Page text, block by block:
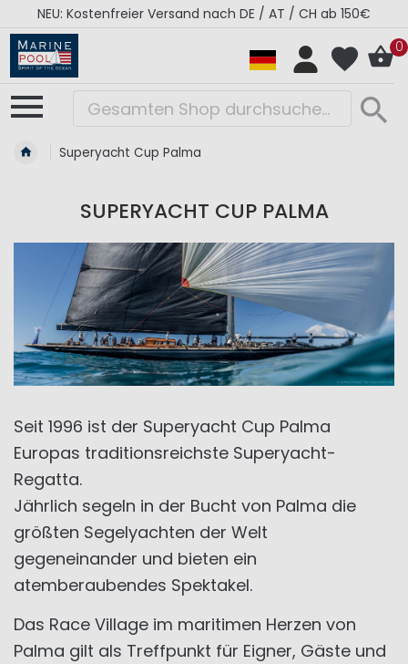
NEU: Kostenfreier Versand nach DE / AT / CH ab 150€
0
Superyacht Cup Palma
SUPERYACHT CUP PALMA
Seit 1996 ist der Superyacht Cup Palma
Europas traditionsreichste Superyacht-
Regatta.
Jährlich segeln in der Bucht von Palma die
größten Segelyachten der Welt
gegeneinander und bieten ein
atemberaubendes Spektakel.
Das Race Village im maritimen Herzen von
Palma gilt als Treffpunkt für Eigner, Gäste und